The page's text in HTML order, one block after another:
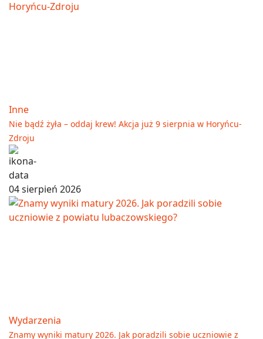
Inne
Nie bądź żyła – oddaj krew! Akcja już 9 sierpnia w Horyńcu-
Zdroju
04 sierpień 2026
Wydarzenia
Znamy wyniki matury 2026. Jak poradzili sobie uczniowie z